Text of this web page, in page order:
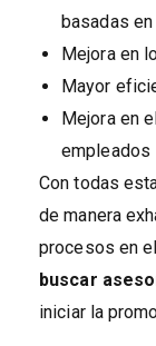
basadas
Mejora en
Mayor
Mejora en
empleados
Con todas
de manera
procesos en
buscar
iniciar la